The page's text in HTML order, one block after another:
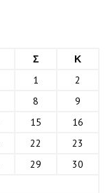
Σ
Κ
1
2
8
9
15
16
22
23
29
30